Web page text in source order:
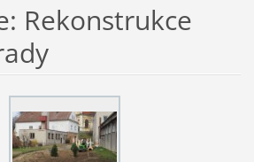
Rekonstrukce